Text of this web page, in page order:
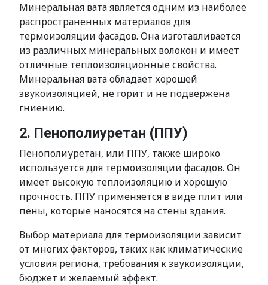
Минеральная вата является одним из наиболее
распространенных материалов для
термоизоляции фасадов. Она изготавливается
из различных минеральных волокон и имеет
отличные теплоизоляционные свойства.
Минеральная вата обладает хорошей
звукоизоляцией, не горит и не подвержена
гниению.
2. Пенополиуретан (ППУ)
Пенополиуретан, или ППУ, также широко
используется для термоизоляции фасадов. Он
имеет высокую теплоизоляцию и хорошую
прочность. ППУ применяется в виде плит или
пены, которые наносятся на стены здания.
Выбор материала для термоизоляции зависит
от многих факторов, таких как климатические
условия региона, требования к звукоизоляции,
бюджет и желаемый эффект.